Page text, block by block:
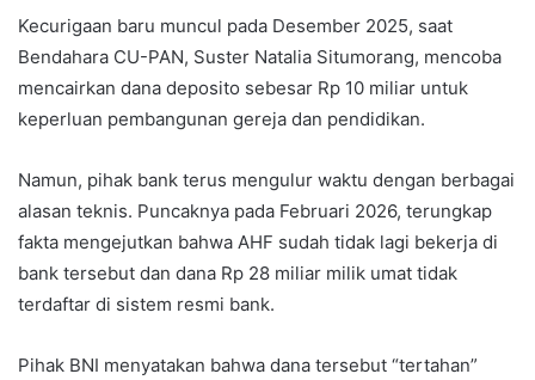
Kecurigaan baru muncul pada Desember 2025, saat
Bendahara CU-PAN, Suster Natalia Situmorang, mencoba
mencairkan dana deposito sebesar Rp 10 miliar untuk
keperluan pembangunan gereja dan pendidikan.
Namun, pihak bank terus mengulur waktu dengan berbagai
alasan teknis. Puncaknya pada Februari 2026, terungkap
fakta mengejutkan bahwa AHF sudah tidak lagi bekerja di
bank tersebut dan dana Rp 28 miliar milik umat tidak
terdaftar di sistem resmi bank.
Pihak BNI menyatakan bahwa dana tersebut “tertahan”